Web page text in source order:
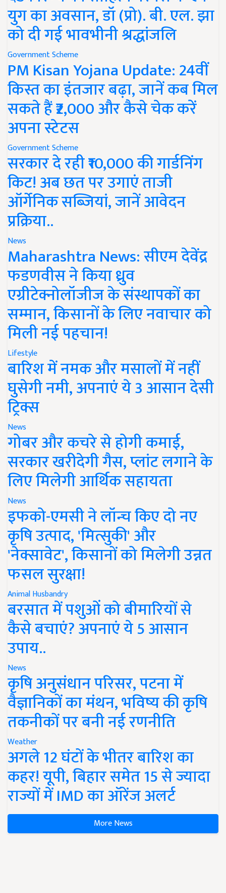
युग का अवसान, डॉ (प्रो). बी. एल. झा
को दी गई भावभीनी श्रद्धांजलि
Government Scheme
PM Kisan Yojana Update: 24वीं
किस्त का इंतजार बढ़ा, जानें कब मिल
सकते हैं ₹2,000 और कैसे चेक करें
अपना स्टेटस
Government Scheme
सरकार दे रही ₹10,000 की गार्डनिंग
किट! अब छत पर उगाएं ताजी
ऑर्गेनिक सब्जियां, जानें आवेदन
प्रक्रिया..
News
Maharashtra News: सीएम देवेंद्र
फडणवीस ने किया ध्रुव
एग्रीटेक्नोलॉजीज के संस्थापकों का
सम्मान, किसानों के लिए नवाचार को
मिली नई पहचान!
Lifestyle
बारिश में नमक और मसालों में नहीं
घुसेगी नमी, अपनाएं ये 3 आसान देसी
ट्रिक्स
News
गोबर और कचरे से होगी कमाई,
सरकार खरीदेगी गैस, प्लांट लगाने के
लिए मिलेगी आर्थिक सहायता
News
इफको-एमसी ने लॉन्च किए दो नए
कृषि उत्पाद, 'मित्सुकी' और
'नेक्सावेट', किसानों को मिलेगी उन्नत
फसल सुरक्षा!
Animal Husbandry
बरसात में पशुओं को बीमारियों से
कैसे बचाएं? अपनाएं ये 5 आसान
उपाय..
News
कृषि अनुसंधान परिसर, पटना में
वैज्ञानिकों का मंथन, भविष्य की कृषि
तकनीकों पर बनी नई रणनीति
Weather
अगले 12 घंटों के भीतर बारिश का
कहर! यूपी, बिहार समेत 15 से ज्यादा
राज्यों में IMD का ऑरेंज अलर्ट
More News